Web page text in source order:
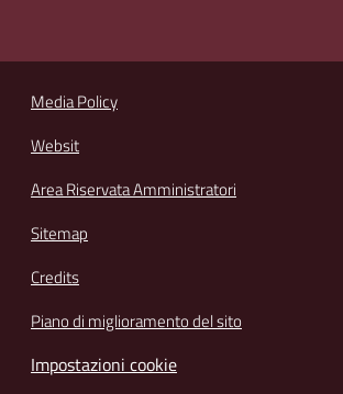
Media Policy
Websit
Area Riservata Amministratori
Sitemap
Credits
Piano di miglioramento del sito
Impostazioni cookie